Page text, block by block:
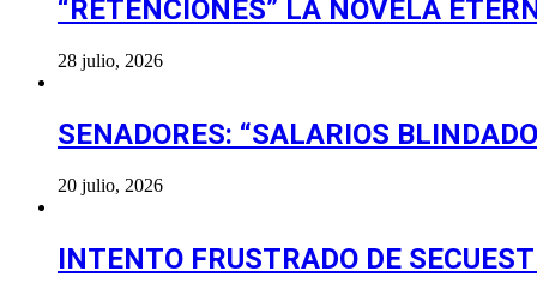
“RETENCIONES” LA NOVELA
28 julio, 2026
SENADORES: “SALARIOS
20 julio, 2026
INTENTO FRUSTRADO DE